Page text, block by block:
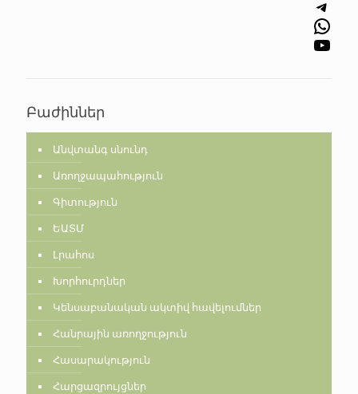
Telegram
WhatsApp
YouTube
Բաժիններ
Անվտանգ սնունդ
Առողջապահություն
Գիտություն
ԵԱՏՄ
Լրահոս
Խորհուրդներ
Կենսաբանական ակտիվ հավելումներ
Հանրային առողջություն
Հասարակություն
Հարցազրույցներ